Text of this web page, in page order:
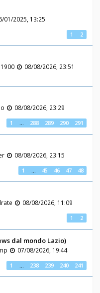
01/2025, 13:25
1 2
08/08/2026, 23:51
08/08/2026, 23:29
1 … 288 289 290 291
08/08/2026, 23:15
1 … 45 46 47 48
08/08/2026, 11:09
1 2
dal mondo Lazio)
07/08/2026, 19:44
1 … 238 239 240 241